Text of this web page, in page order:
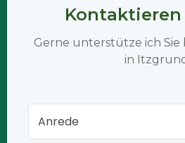
Kontaktieren
Gerne unterstütze ich Sie
in